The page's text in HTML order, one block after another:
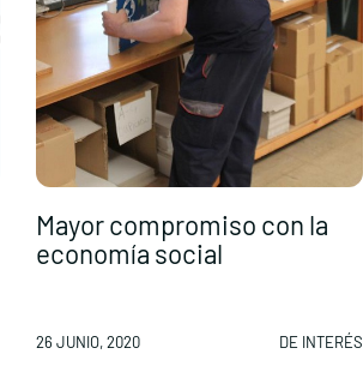
Mayor compromiso con la
economía social
26 JUNIO, 2020 DE INTERÉS